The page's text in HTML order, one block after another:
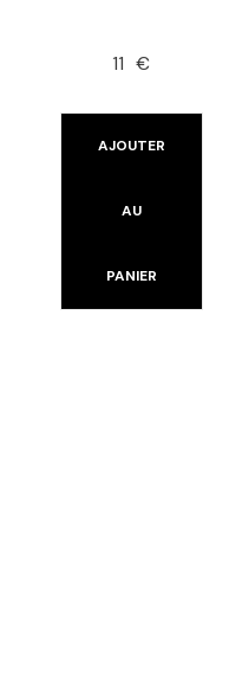
11 €
AJOUTER
AU
PANIER